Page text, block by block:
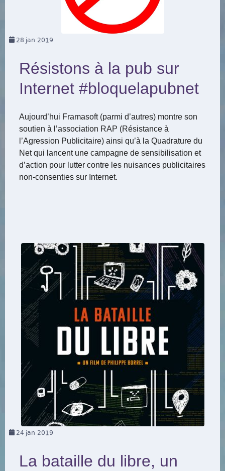
28 jan 2019
Résistons à la pub sur
Internet #bloquelapubnet
Aujourd’hui Framasoft (parmi d’autres) montre son
soutien à l’association RAP (Résistance à
l’Agression Publicitaire) ainsi qu’à la Quadrature du
Net qui lancent une campagne de sensibilisation et
d’action pour lutter contre les nuisances publicitaires
non-consenties sur Internet.
24 jan 2019
La bataille du libre, un